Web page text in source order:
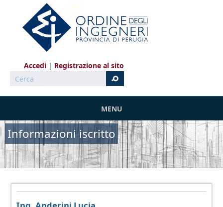
Salta al contenuto principale
Accedi
Registrazione al sito
Cerca
MENU
Informazioni iscritto